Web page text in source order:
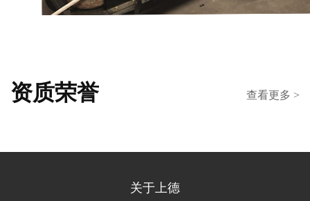
资质荣誉 查看更多 >
关于上德